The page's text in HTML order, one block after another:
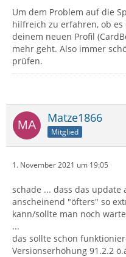
Um dem Problem auf die
hilfreich zu erfahren, ob
deinem neuen Profil
mehr geht. Also immer
prüfen.
Matze1866
Mitglied
1. November 2021 um 19:05
schade ... dass das update
anscheinend "öfters" so
kann/sollte man noch
...
das sollte schon
Versionserhöhung 91.2.2